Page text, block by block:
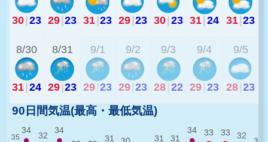
30 23 29 23 31 23 29 23 30 23 31 24 31 23
8/30
31 24
8/31
29 23
9/1
29 23
9/2
29 23
9/3
28 22
9/4
29 23
9/5
28 23
90日間気温(最高・最低気温)